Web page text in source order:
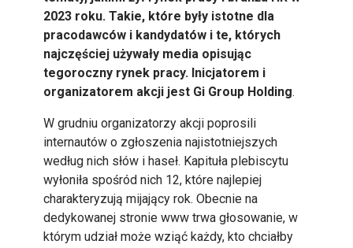
2023 roku. Takie, które były istotne dla
pracodawców i kandydatów i te, których
najczęściej używały media opisując
tegoroczny rynek pracy. Inicjatorem i
organizatorem akcji jest Gi Group Holding.
W grudniu organizatorzy akcji poprosili
internautów o zgłoszenia najistotniejszych
według nich słów i haseł. Kapituła plebiscytu
wyłoniła spośród nich 12, które najlepiej
charakteryzują mijający rok. Obecnie na
dedykowanej stronie www trwa głosowanie, w
którym udział może wziąć każdy, kto chciałby